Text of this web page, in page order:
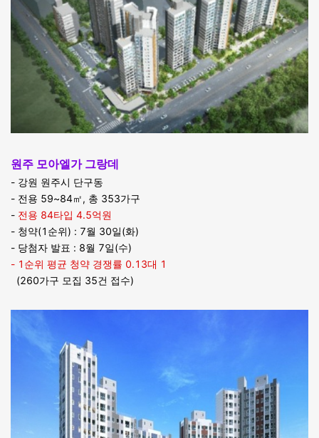
원주 모아엘가 그랑데
- 강원 원주시 단구동
- 전용 59~84㎡, 총 353가구
- 전용 84타입 4.5억원
- 청약(1순위) : 7월 30일(화)
- 당첨자 발표 : 8월 7일(수)
- 1순위 평균 청약 경쟁률 0.13대 1
(260가구 모집 35건 접수)